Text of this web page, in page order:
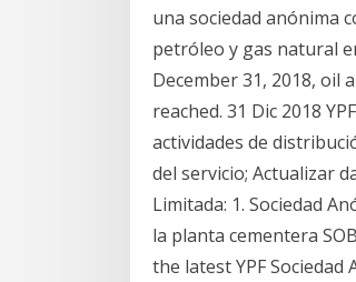
una sociedad anónima
petróleo y gas natural
December 31, 2018, oil
reached. 31 Dic 2018
actividades de
del servicio; Actualizar
Limitada: 1. Sociedad
la planta cementera
the latest YPF Sociedad